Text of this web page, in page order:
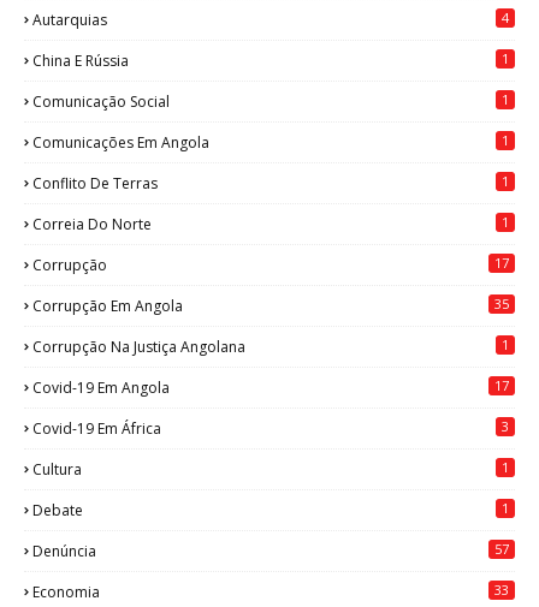
Autarquias 4
China E Rússia 1
Comunicação Social 1
Comunicações Em Angola 1
Conflito De Terras 1
Correia Do Norte 1
Corrupção 17
Corrupção Em Angola 35
Corrupção Na Justiça Angolana 1
Covid-19 Em Angola 17
Covid-19 Em África 3
Cultura 1
Debate 1
Denúncia 57
Economia 33